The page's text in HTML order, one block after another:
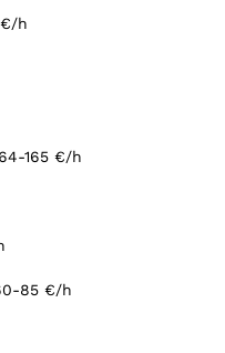
h
165 €/h
85 €/h